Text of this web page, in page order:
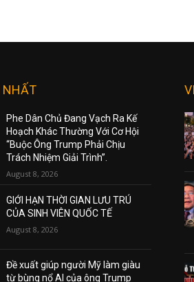
NHẤT
Phe Dân Chủ Đang Vạch Ra Kế
Hoạch Khác Thường Với Cơ Hội
“Buộc Ông Trump Phải Chịu
Trách Nhiệm Giải Trình”.
August 8, 2026
GIỚI HẠN THỜI GIAN LƯU TRÚ
CỦA SINH VIÊN QUỐC TẾ
August 8, 2026
Đề xuất giúp người Mỹ làm giàu
từ bùng nổ AI của ông Trump